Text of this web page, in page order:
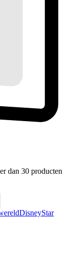
dan 30 producten
DisneyStar